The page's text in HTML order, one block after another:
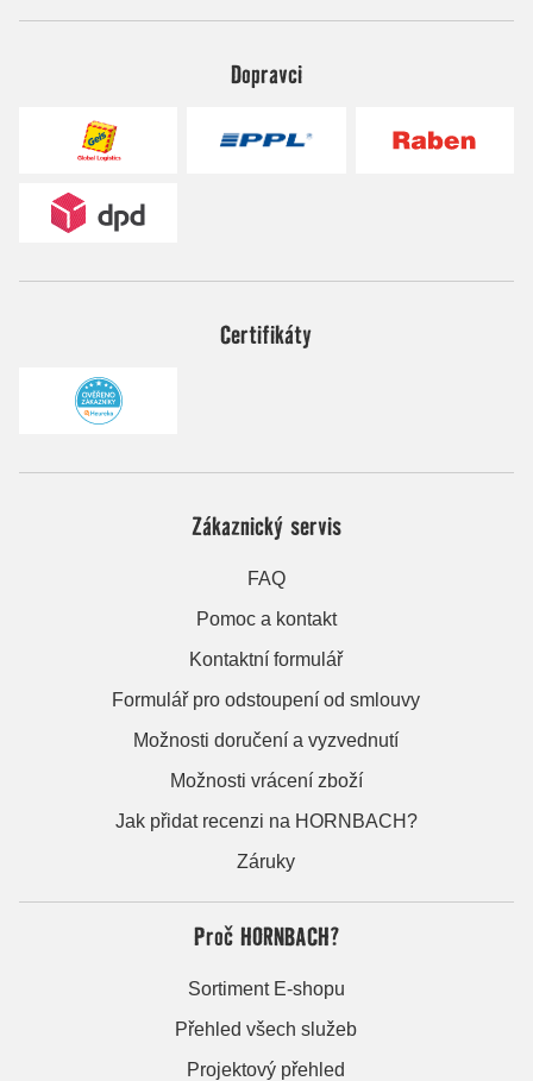
Dopravci
Certifikáty
Zákaznický servis
FAQ
Pomoc a kontakt
Kontaktní formulář
Formulář pro odstoupení od smlouvy
Možnosti doručení a vyzvednutí
Možnosti vrácení zboží
Jak přidat recenzi na HORNBACH?
Záruky
Proč HORNBACH?
Sortiment E-shopu
Přehled všech služeb
Projektový přehled